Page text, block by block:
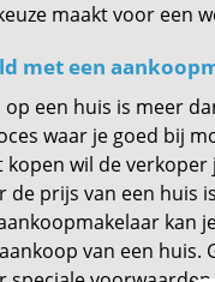
maakt voor een
met een
een huis is meer
waar je goed bij
kopen wil de
de prijs van een huis
kan
van een